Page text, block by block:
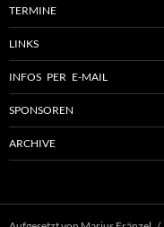
TERMINE
LINKS
INFOS PER E-MAIL
SPONSOREN
ARCHIVE